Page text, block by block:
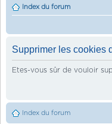
Index du forum
Supprimer les cookies
Etes-vous sûr de vouloir
Index du forum